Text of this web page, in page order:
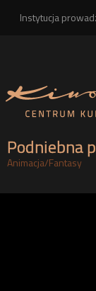
Instytucja
Podniebna
Animacja/Fantasy